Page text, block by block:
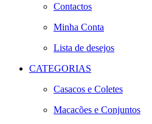
Contactos
Minha Conta
Lista de desejos
CATEGORIAS
Casacos e Coletes
Macacões e Conjuntos